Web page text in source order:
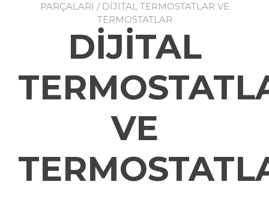
PARÇALARI / DİJİTAL TERMOSTATLAR VE
TERMOSTATLAR
DİJİTAL
VE